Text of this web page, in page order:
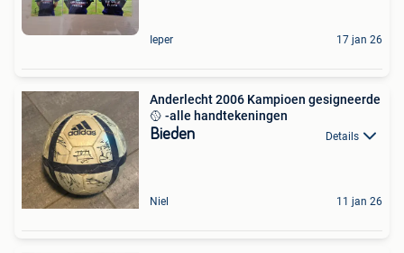
Ieper 17 jan 26
Anderlecht 2006 Kampioen gesigneerde
🥎 -alle handtekeningen
Bieden Details
Niel 11 jan 26